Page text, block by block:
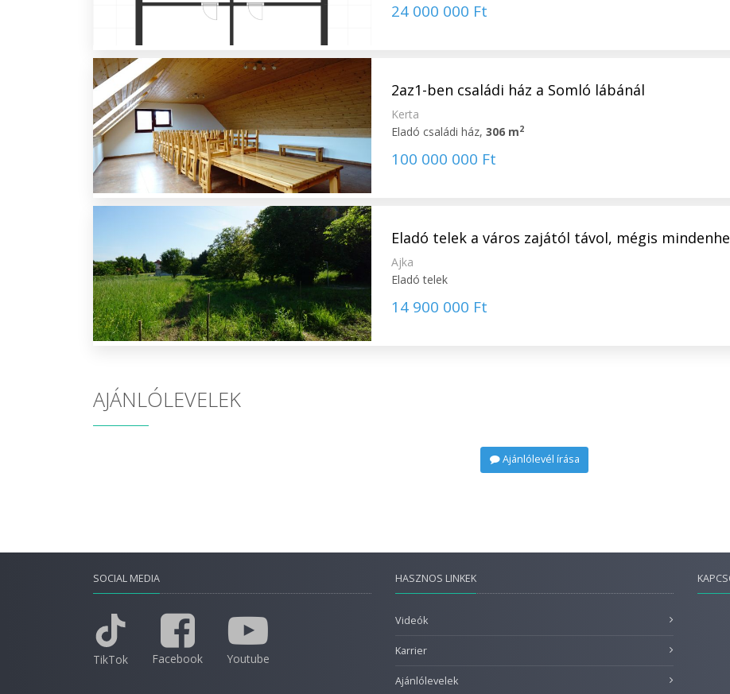
24 000 000 Ft
2az1-ben családi ház a Somló lábánál
Kerta
Eladó családi ház, 306 m2
100 000 000 Ft
Eladó telek a város zajától távol, mégis
Ajka
Eladó telek
14 900 000 Ft
AJÁNLÓLEVELEK
Ajánlólevél írása
SOCIAL MEDIA
TikTok Facebook Youtube
HASZNOS LINKEK
Videók
Karrier
Ajánlólevelek